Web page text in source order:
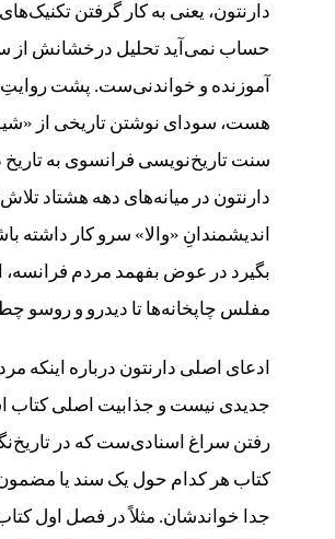
دارنتون، یعنی به کار گرفتن
حساب نمی‌آید تحلیل درخشانش از
آموزنده و خواندنی‌ست. پشت
هست، سودای نوشتن تاریخی از
دارنتون در میانه‌های دهه‌ هشتاد
اندیشمندانِ «والا» سرو کار داشته
بگیرد در عوض بفهمد مردم فرانسه،
مفلس چاپخانه‌ها تا دیدرو و روسو
ادعای اصلی دارنتون درباره‌ اینکه
جدیدی نیست و جذابیت اصلی کتاب
رفتن سراغ اسنادی‌ست که در
کتاب هر کدام حول یک سند یا
جدا خواندشان. مثلاً در فصل اول